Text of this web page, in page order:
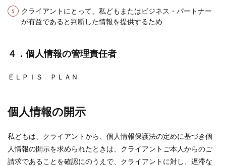
クライアントにとって、私どもまたはビジネス・パートナー
が有益であると判断した情報を提供するため
４．個人情報の管理責任者
ＥＬＰＩＳ ＰＬＡＮ
個人情報の開示
私どもは、クライアントから、個人情報保護法の定めに基づき個
人情報の開示を求められたときは、クライアントご本人からのご
請求であることを確認にのうえで、クライアントに対し、遅滞な